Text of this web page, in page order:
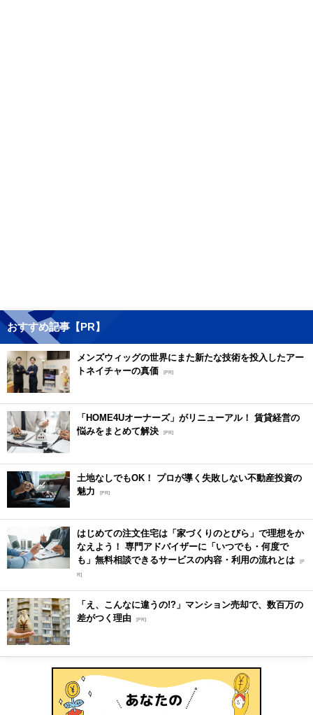
おすすめ記事【PR】
メンズウィッグの世界にまた新たな技術を投入したアー
トネイチャーの真価 [PR]
「HOME4Uオーナーズ」がリニューアル！ 賃貸経営の
悩みをまとめて解決 [PR]
土地なしでもOK！ プロが導く失敗しない不動産投資の
魅力
[PR]
はじめての注文住宅は「家づくりのとびら」で理想をか
なえよう！ 専門アドバイザーに「いつでも・何度で
も」無料相談できるサービスの内容・利用の流れとは [P
R]
「え、こんなに違うの!?」マンション売却で、数百万の
差がつく理由 [PR]